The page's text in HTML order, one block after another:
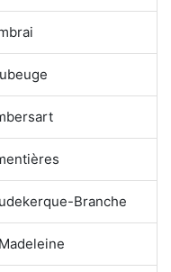
Branche